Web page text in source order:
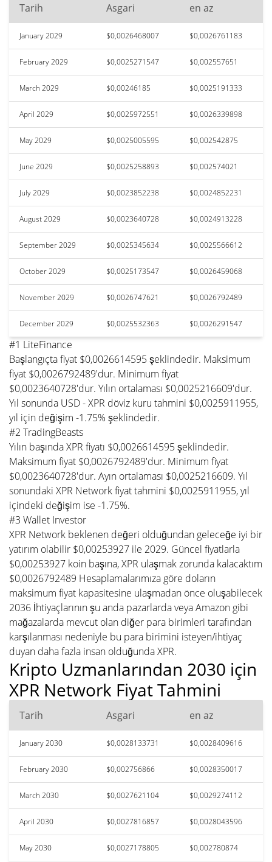
Tarih Asgari en az
January 2029 $0,0026468007 $0,0026761183
February 2029 $0,0025271547 $0,002557651
March 2029 $0,00246185 $0,0025191333
April 2029 $0,0025972551 $0,0026339898
May 2029 $0,0025005595 $0,002542875
June 2029 $0,0025258893 $0,002574021
July 2029 $0,0023852238 $0,0024852231
August 2029 $0,0023640728 $0,0024913228
September 2029 $0,0025345634 $0,0025566612
October 2029 $0,0025173547 $0,0026459068
November 2029 $0,0026747621 $0,0026792489
December 2029 $0,0025532363 $0,0026291547
#1 LiteFinance
Başlangıçta fiyat $0,0026614595 şeklindedir. Maksimum
fiyat $0,0026792489'dur. Minimum fiyat
$0,0023640728'dur. Yılın ortalaması $0,0025216609'dur.
Yıl sonunda USD - XPR döviz kuru tahmini $0,0025911955,
yıl için değişim -1.75% şeklindedir.
#2 TradingBeasts
Yılın başında XPR fiyatı $0,0026614595 şeklindedir.
Maksimum fiyat $0,0026792489'dur. Minimum fiyat
$0,0023640728'dur. Ayın ortalaması $0,0025216609. Yıl
sonundaki XPR Network fiyat tahmini $0,0025911955, yıl
içindeki değişim ise -1.75%.
#3 Wallet Investor
XPR Network beklenen değeri olduğundan geleceğe iyi bir
yatırım olabilir $0,00253927 ile 2029. Güncel fiyatlarla
$0,00253927 koin başına, XPR ulaşmak zorunda kalacaktım
$0,0026792489 Hesaplamalarımıza göre doların
maksimum fiyat kapasitesine ulaşmadan önce oluşabilecek
2036 İhtiyaçlarının şu anda pazarlarda veya Amazon gibi
mağazalarda mevcut olan diğer para birimleri tarafından
karşılanması nedeniyle bu para birimini isteyen/ihtiyaç
duyan daha fazla insan olduğunda XPR.
Kripto Uzmanlarından 2030 için
XPR Network Fiyat Tahmini
Tarih Asgari en az
January 2030 $0,0028133731 $0,0028409616
February 2030 $0,002756866 $0,0028350017
March 2030 $0,0027621104 $0,0029274112
April 2030 $0,0027816857 $0,0028043596
May 2030 $0,0027178805 $0,002780874